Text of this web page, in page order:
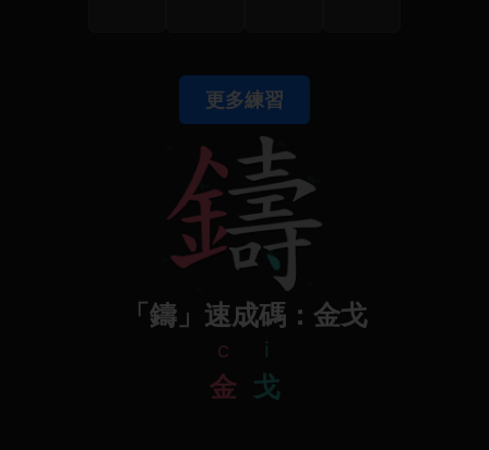
更多練習
「鑄」速成碼：金戈
c
金
i
戈